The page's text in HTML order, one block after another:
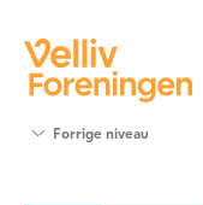
Forrige niveau